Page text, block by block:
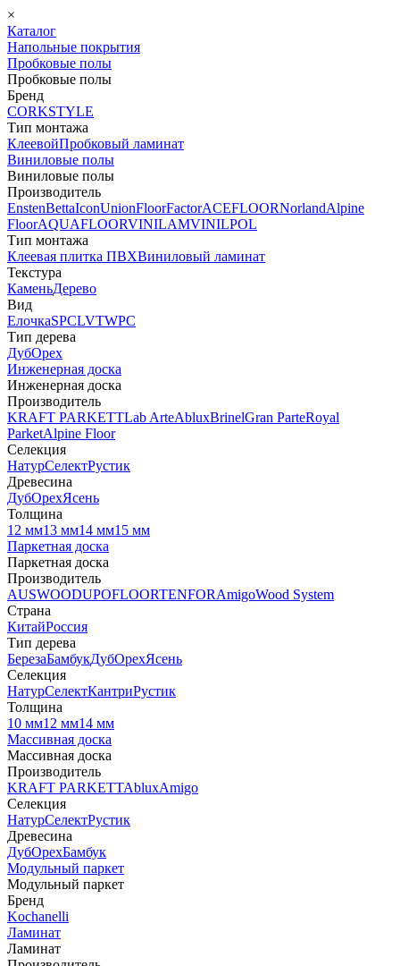
×
Каталог
Напольные покрытия
Пробковые полы
Пробковые полы
Бренд
CORKSTYLE
Тип монтажа
КлеевойПробковый ламинат
Виниловые полы
Виниловые полы
Производитель
EnstenBettaIconUnionFloorFactorACEFLOORNorlandAlpine
FloorAQUAFLOORVINILAMVINILPOL
Тип монтажа
Клеевая плитка ПВХВиниловый ламинат
Текстура
КаменьДерево
Вид
ЕлочкаSPCLVTWPC
Тип дерева
ДубОрех
Инженерная доска
Инженерная доска
Производитель
KRAFT PARKETTLab ArteAbluxBrinelGran ParteRoyal
ParketAlpine Floor
Селекция
НатурСелектРустик
Древесина
ДубОрехЯсень
Толщина
12 мм13 мм14 мм15 мм
Паркетная доска
Паркетная доска
Производитель
AUSWOODUPOFLOORTENFORAmigoWood System
Страна
КитайРоссия
Тип дерева
БерезаБамбукДубОрехЯсень
Селекция
НатурСелектКантриРустик
Толщина
10 мм12 мм14 мм
Массивная доска
Массивная доска
Производитель
KRAFT PARKETTAbluxAmigo
Селекция
НатурСелектРустик
Древесина
ДубОрехБамбук
Модульный паркет
Модульный паркет
Бренд
Kochanelli
Ламинат
Ламинат